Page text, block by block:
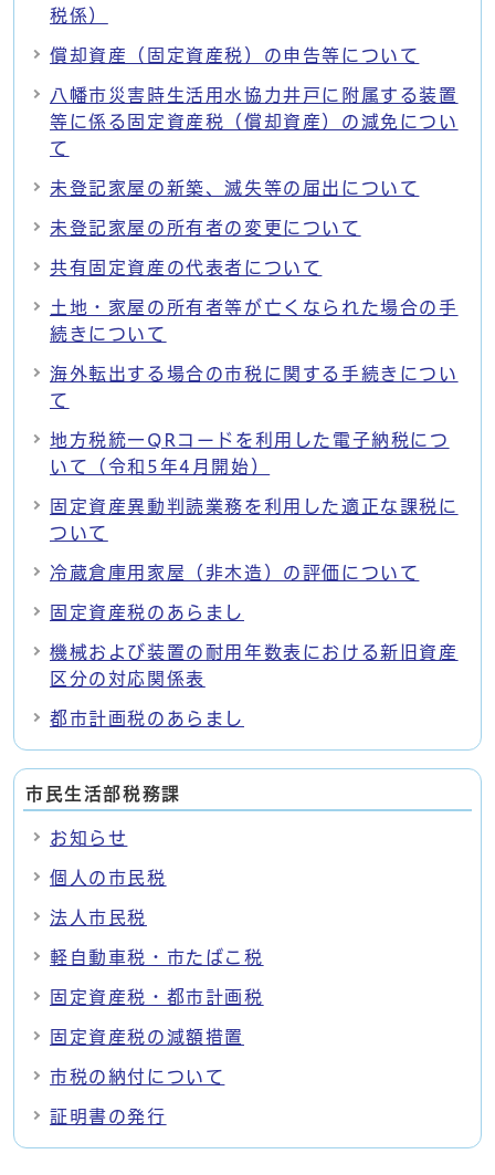
税係）
償却資産（固定資産税）の申告等について
八幡市災害時生活用水協力井戸に附属する装置
等に係る固定資産税（償却資産）の減免につい
て
未登記家屋の新築、滅失等の届出について
未登記家屋の所有者の変更について
共有固定資産の代表者について
土地・家屋の所有者等が亡くなられた場合の手
続きについて
海外転出する場合の市税に関する手続きについ
て
地方税統一QRコードを利用した電子納税につ
いて（令和5年4月開始）
固定資産異動判読業務を利用した適正な課税に
ついて
冷蔵倉庫用家屋（非木造）の評価について
固定資産税のあらまし
機械および装置の耐用年数表における新旧資産
区分の対応関係表
都市計画税のあらまし
市民生活部税務課
お知らせ
個人の市民税
法人市民税
軽自動車税・市たばこ税
固定資産税・都市計画税
固定資産税の減額措置
市税の納付について
証明書の発行